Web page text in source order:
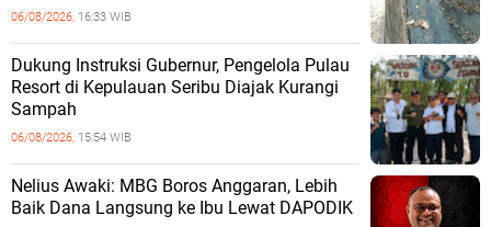
06/08/2026, 16:33 WIB
Dukung Instruksi Gubernur, Pengelola Pulau
Resort di Kepulauan Seribu Diajak Kurangi
Sampah
06/08/2026, 15:54 WIB
Nelius Awaki: MBG Boros Anggaran, Lebih
Baik Dana Langsung ke Ibu Lewat DAPODIK